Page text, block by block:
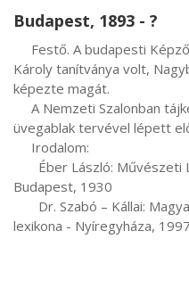
Budapest, 1893 - ?
Károly tanítványa volt,
képezte magát.
üvegablak tervével lépett
Budapest, 1930
lexikona - Nyíregyháza, 1997